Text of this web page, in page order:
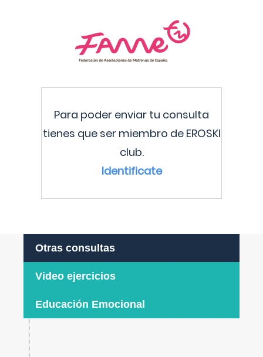
Para poder enviar tu consulta
tienes que ser miembro de EROSKI
club.
Identificate
Otras consultas
Video ejercicios
Educación Emocional